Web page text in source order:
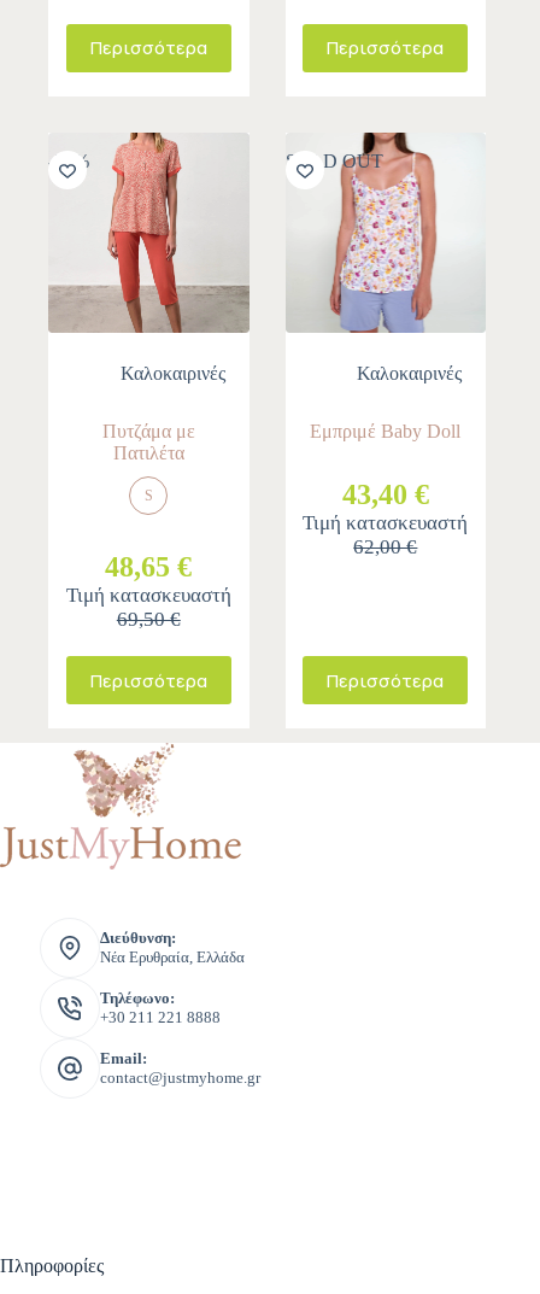
Περισσότερα Περισσότερα
-30%
Καλοκαιρινές
Πυτζάμα με
Πατιλέτα
S
48,65 €
Τιμή κατασκευαστή
69,50 €
Περισσότερα
SOLD OUT
Καλοκαιρινές
Εμπριμέ Baby Doll
43,40 €
Τιμή κατασκευαστή
62,00 €
Περισσότερα
Διεύθυνση:
Νέα Ερυθραία, Ελλάδα
Τηλέφωνο:
+30 211 221 8888
Email:
contact@justmyhome.gr
Πληροφορίες